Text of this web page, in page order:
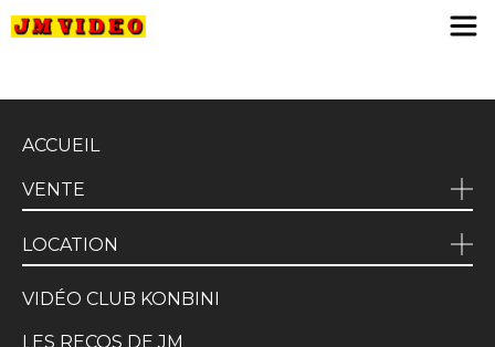
ACCUEIL
VENTE
LOCATION
VIDÉO CLUB KONBINI
LES RECOS DE JM